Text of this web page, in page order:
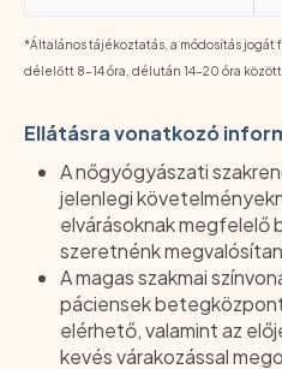
*Általános tájékoztatás, a módosítás
délelőtt 8-14 óra, délután 14-20 óra
Ellátásra vonatkozó
A nőgyógyászati
jelenlegi
elvárásoknak
szeretnénk
A magas szakmai
páciensek
elérhető, valamint az
kevés várakozással